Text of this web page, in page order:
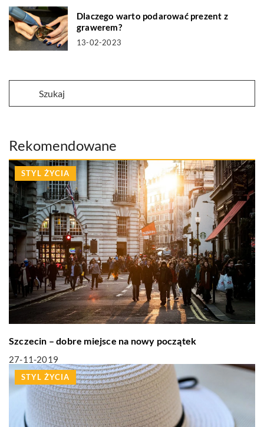
Dlaczego warto podarować prezent z
grawerem?
13-02-2023
Rekomendowane
STYL ŻYCIA
Szczecin – dobre miejsce na nowy początek
27-11-2019
STYL ŻYCIA